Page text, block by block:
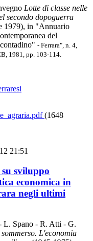
Lotte di classe nelle
secondo dopoguerra
1979), in "Annuario
del
- Ferrara", n. 4,
1981, pp. 103-114.
(1648
21:51
sviluppo
economica in
negli ultimi
L. Spano - R. Atti - G.
L'economia